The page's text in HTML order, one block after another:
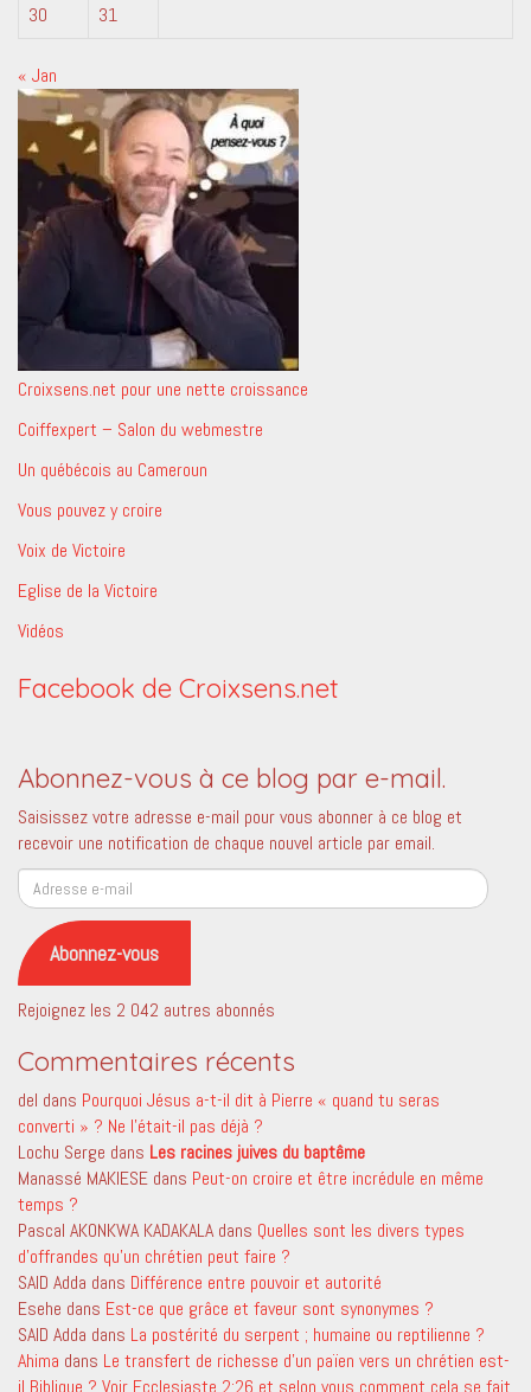
30
31
« Jan
Croixsens.net pour une nette croissance
Coiffexpert – Salon du webmestre
Un québécois au Cameroun
Vous pouvez y croire
Voix de Victoire
Eglise de la Victoire
Vidéos
Facebook de Croixsens.net
Abonnez-vous à ce blog par e-mail.
Saisissez votre adresse e-mail pour vous abonner à ce blog et
recevoir une notification de chaque nouvel article par email.
Adresse
e-
mail
Abonnez-vous
Rejoignez les 2 042 autres abonnés
Commentaires récents
del dans Pourquoi Jésus a-t-il dit à Pierre « quand tu seras
converti » ? Ne l’était-il pas déjà ?
Lochu Serge dans Les racines juives du baptême
Manassé MAKIESE dans Peut-on croire et être incrédule en même
temps ?
Pascal AKONKWA KADAKALA dans Quelles sont les divers types
d’offrandes qu’un chrétien peut faire ?
SAID Adda dans Différence entre pouvoir et autorité
Esehe dans Est-ce que grâce et faveur sont synonymes ?
SAID Adda dans La postérité du serpent ; humaine ou reptilienne ?
Ahima dans Le transfert de richesse d’un païen vers un chrétien est-
il Biblique ? Voir Ecclesiaste 2:26 et selon vous comment cela se fait